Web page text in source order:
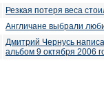
Резкая потеря веса
Англичане выбрали
Дмитрий Чернусь
альбом 9 октября 2006